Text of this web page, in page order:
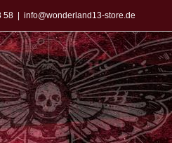
58 info@wonderland13-store.de